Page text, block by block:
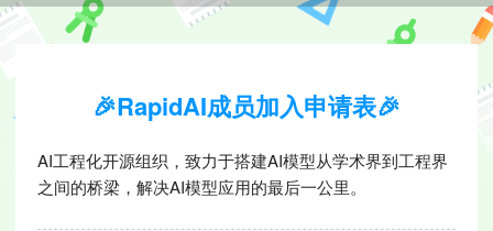
🎉RapidAI成员加入申请表🎉
AI工程化开源组织，致力于搭建AI模型从学术界到工程界
之间的桥梁，解决AI模型应用的最后一公里。